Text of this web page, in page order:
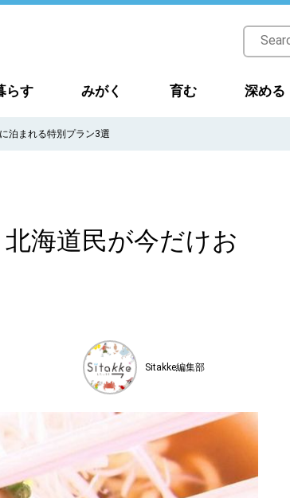
らす みがく 育む 深める
泊まれる特別プラン3選
海道民が今だけお
Sitakke編集部